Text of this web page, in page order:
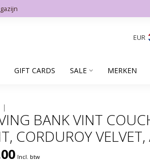
EUR
GIFT CARDS SALE MERKEN
BANK VINT
CORDUROY
Incl. btw